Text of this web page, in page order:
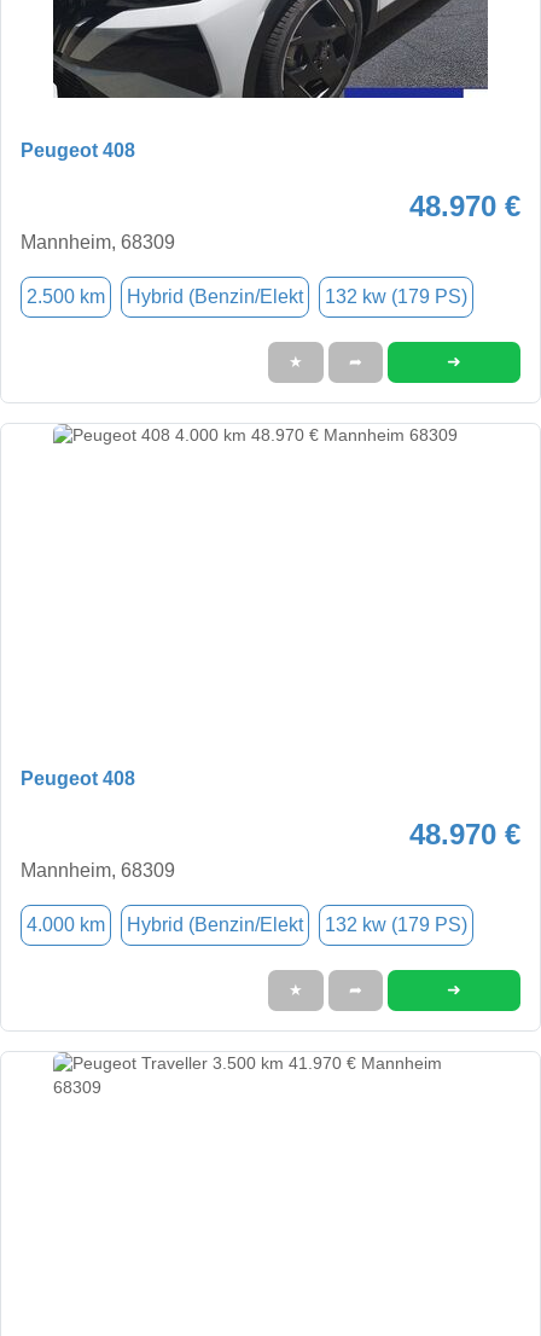
Peugeot 408
48.970 €
Mannheim, 68309
2.500 km Hybrid (Benzin/Elekt 132 kw (179 PS)
★ ➦ ➜
Peugeot 408
48.970 €
Mannheim, 68309
4.000 km Hybrid (Benzin/Elekt 132 kw (179 PS)
★ ➦ ➜